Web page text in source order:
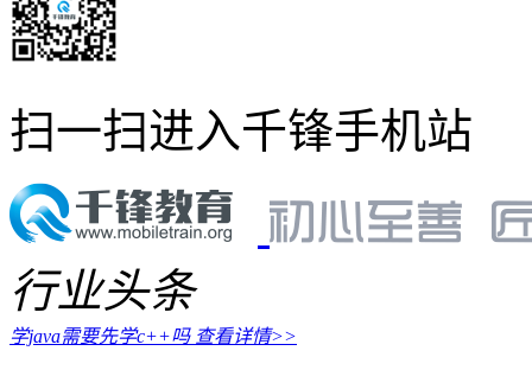
扫一扫进入千锋手机站
行业头条
学java需要先学c++吗 查看详情>>